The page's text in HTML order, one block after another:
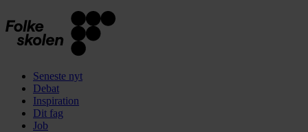
Seneste nyt
Debat
Inspiration
Dit fag
Job